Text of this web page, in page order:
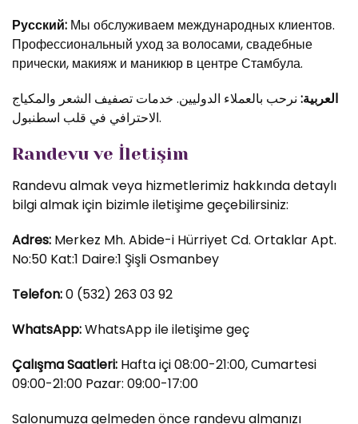
Русский: Мы обслуживаем международных клиентов.
Профессиональный уход за волосами, свадебные
прически, макияж и маникюр в центре Стамбула.
العربية: نرحب بالعملاء الدوليين. خدمات تصفيف الشعر والمكياج
الاحترافي في قلب اسطنبول.
Randevu ve İletişim
Randevu almak veya hizmetlerimiz hakkında detaylı
bilgi almak için bizimle iletişime geçebilirsiniz:
Adres: Merkez Mh. Abide-i Hürriyet Cd. Ortaklar Apt.
No:50 Kat:1 Daire:1 Şişli Osmanbey
Telefon:0 (532) 263 03 92
WhatsApp:WhatsApp ile iletişime geç
Çalışma Saatleri: Hafta içi 08:00-21:00, Cumartesi
09:00-21:00 Pazar: 09:00-17:00
Salonumuza gelmeden önce randevu almanızı